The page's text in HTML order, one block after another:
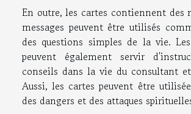
En outre, les cartes contiennent des
messages peuvent être utilisés
des questions simples de la vie.
peuvent également servir
conseils dans la vie du consultant
Aussi, les cartes peuvent être
des dangers et des attaques